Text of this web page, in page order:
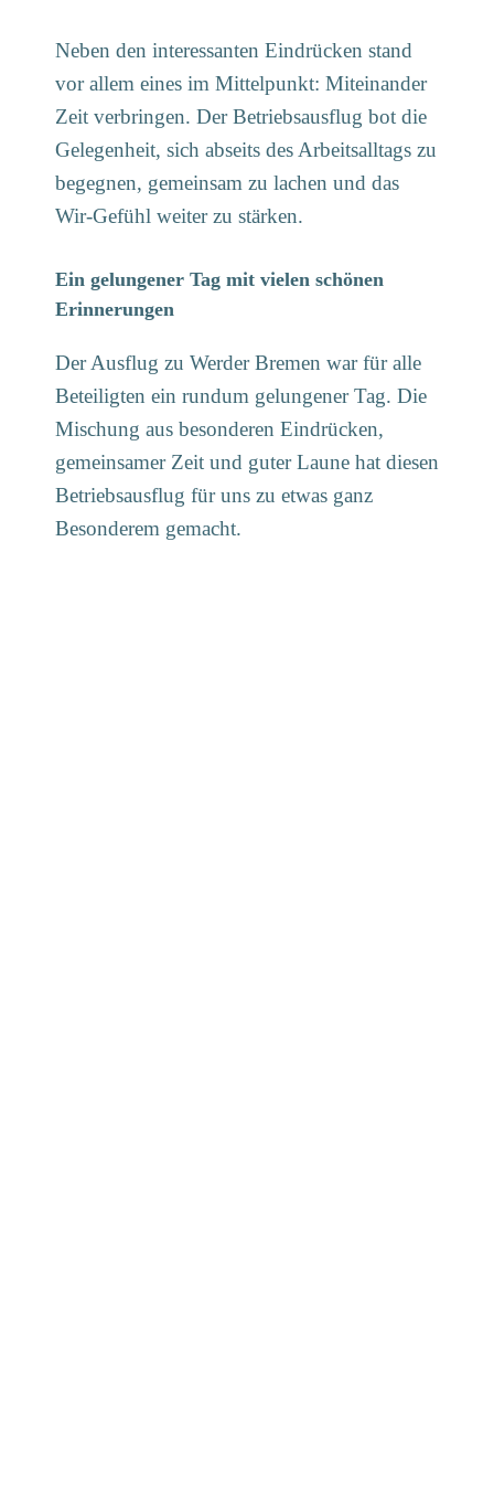
Neben den interessanten Eindrücken stand
vor allem eines im Mittelpunkt: Miteinander
Zeit verbringen. Der Betriebsausflug bot die
Gelegenheit, sich abseits des Arbeitsalltags zu
begegnen, gemeinsam zu lachen und das
Wir-Gefühl weiter zu stärken.
Ein gelungener Tag mit vielen schönen
Erinnerungen
Der Ausflug zu Werder Bremen war für alle
Beteiligten ein rundum gelungener Tag. Die
Mischung aus besonderen Eindrücken,
gemeinsamer Zeit und guter Laune hat diesen
Betriebsausflug für uns zu etwas ganz
Besonderem gemacht.